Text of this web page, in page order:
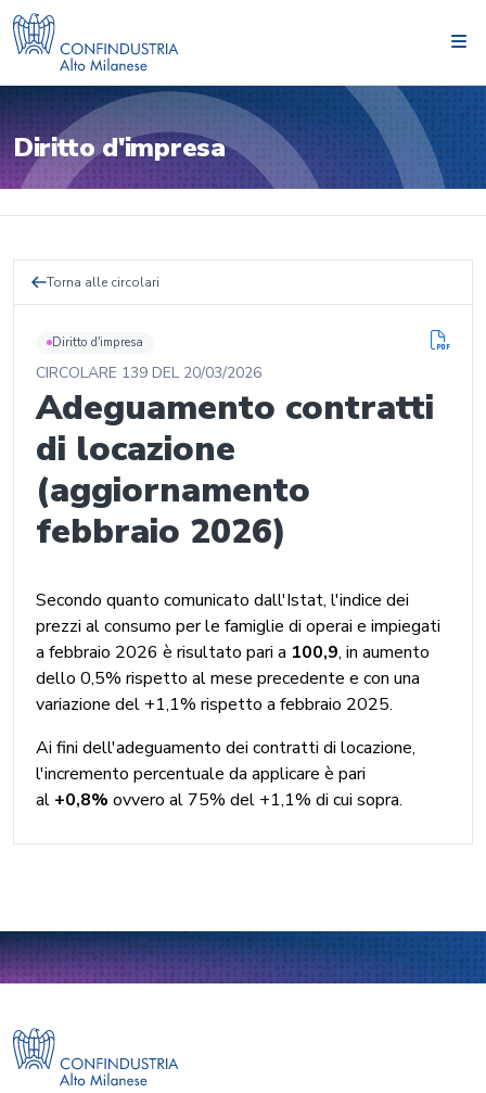
Diritto d'impresa
Torna alle circolari
Diritto d'impresa
CIRCOLARE 139 DEL 20/03/2026
Adeguamento contratti
di locazione
(aggiornamento
febbraio 2026)
Secondo quanto comunicato dall'Istat, l'indice dei
prezzi al consumo per le famiglie di operai e impiegati
a febbraio 2026 è risultato pari a 100,9, in aumento
dello 0,5% rispetto al mese precedente e con una
variazione del +1,1% rispetto a febbraio 2025.
Ai fini dell'adeguamento dei contratti di locazione,
l'incremento percentuale da applicare è pari
al +0,8% ovvero al 75% del +1,1% di cui sopra.